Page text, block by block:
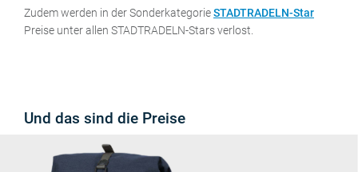
Zudem werden in der SonderkategorieSTADTRADELN-Star
Preise unter allen STADTRADELN-Stars verlost.
Und das sind die Preise